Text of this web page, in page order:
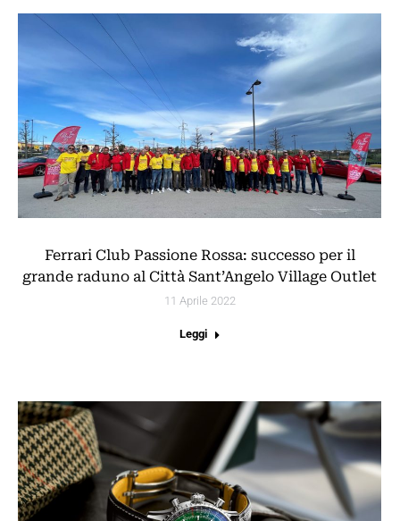
Ferrari Club Passione Rossa: successo per il
grande raduno al Città Sant’Angelo Village Outlet
11 Aprile 2022
Leggi